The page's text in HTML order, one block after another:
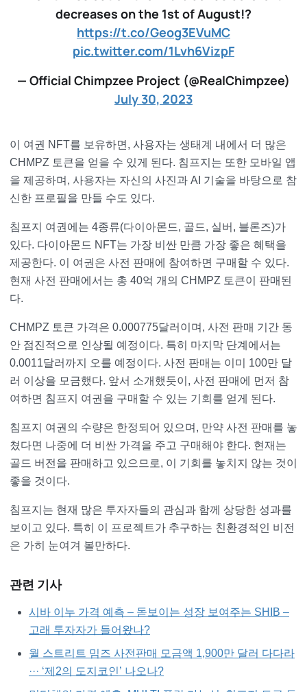
decreases on the 1st of August!?
https://t.co/Geog3EVuMC
pic.twitter.com/1Lvh6VizpF
— Official Chimpzee Project (@RealChimpzee)
July 30, 2023
이 여권 NFT를 보유하면, 사용자는 생태계 내에서 더 많은
CHMPZ 토큰을 얻을 수 있게 된다. 침프지는 또한 모바일 앱
을 제공하며, 사용자는 자신의 사진과 AI 기술을 바탕으로 참
신한 프로필을 만들 수도 있다.
침프지 여권에는 4종류(다이아몬드, 골드, 실버, 블론즈)가
있다. 다이아몬드 NFT는 가장 비싼 만큼 가장 좋은 혜택을
제공한다. 이 여권은 사전 판매에 참여하면 구매할 수 있다.
현재 사전 판매에서는 총 40억 개의 CHMPZ 토큰이 판매된
다.
CHMPZ 토큰 가격은 0.000775달러이며, 사전 판매 기간 동
안 점진적으로 인상될 예정이다. 특히 마지막 단계에서는
0.0011달러까지 오를 예정이다. 사전 판매는 이미 100만 달
러 이상을 모금했다. 앞서 소개했듯이, 사전 판매에 먼저 참
여하면 침프지 여권을 구매할 수 있는 기회를 얻게 된다.
침프지 여권의 수량은 한정되어 있으며, 만약 사전 판매를 놓
쳤다면 나중에 더 비싼 가격을 주고 구매해야 한다. 현재는
골드 버전을 판매하고 있으므로, 이 기회를 놓치지 않는 것이
좋을 것이다.
침프지는 현재 많은 투자자들의 관심과 함께 상당한 성과를
보이고 있다. 특히 이 프로젝트가 추구하는 친환경적인 비전
은 가히 눈여겨 볼만하다.
관련 기사
시바 이누 가격 예측 – 돋보이는 성장 보여주는 SHIB –
고래 투자자가 들어왔나?
월 스트리트 밈즈 사전판매 모금액 1,900만 달러 다다라
··· ‘제2의 도지코인’ 나오나?